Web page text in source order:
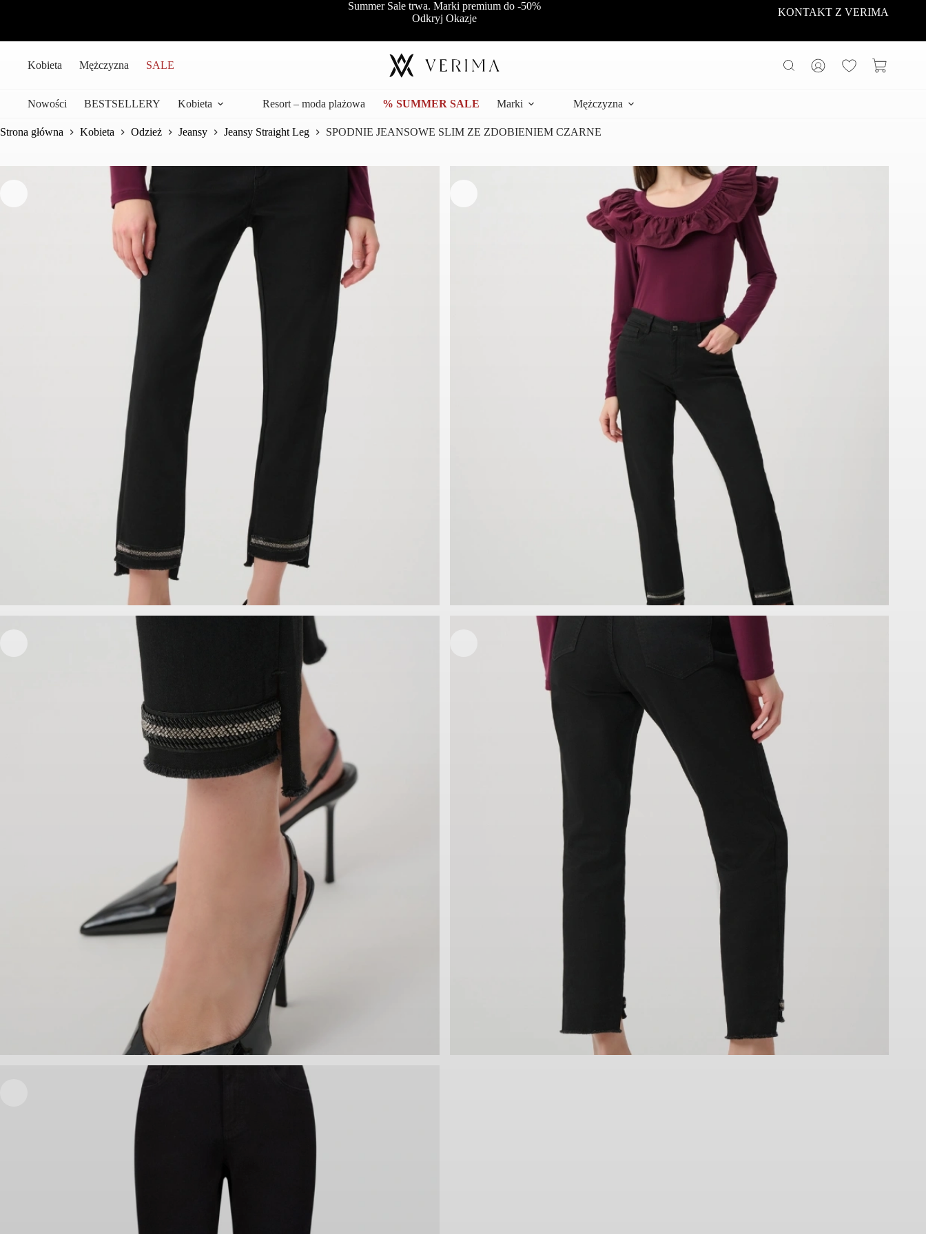
Summer Sale trwa. Marki premium do -50%
Odkryj Okazje
KONTAKT Z VERIMA
Kobieta Mężczyzna SALE Koszyk
Nowości BESTSELLERY Kobieta Resort – moda plażowa % SUMMER SALE Marki Mężczyzna
Strona główna Kobieta Odzież Jeansy Jeansy Straight Leg SPODNIE JEANSOWE SLIM ZE ZDOBIENIEM CZARNE